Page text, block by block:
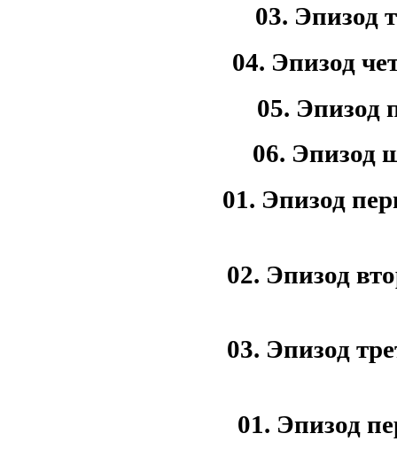
03. Эпизод
04. Эпизод
05. Эпизод
06. Эпизод
01. Эпизод
02. Эпизод
03. Эпизод
01. Эпизод